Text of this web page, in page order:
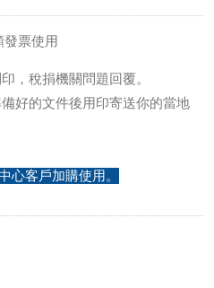
票使用
，稅捐機關問題回覆。
好的文件後用印寄送你的當地
心客戶加購使用。